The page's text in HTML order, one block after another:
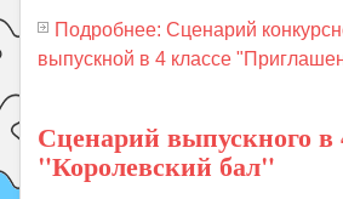
Подробнее: Сценарий
выпускной в 4 классе
Сценарий выпускного в
"Королевский бал"